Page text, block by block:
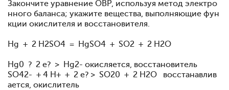
Закончите уравнение ОВР, используя метод электро
нного баланса; укажите вещества, выполняющие фун
кции окислителя и восстановителя.
Hg + 2 H2SO4 = HgSO4 + SO2 + 2 H2O
Hg0 ? 2 e? > Hg2- окисляется, восстановитель
SO42- + 4 H+ + 2 e? > SO20 + 2 H2O восстанавлив
ается, окислитель